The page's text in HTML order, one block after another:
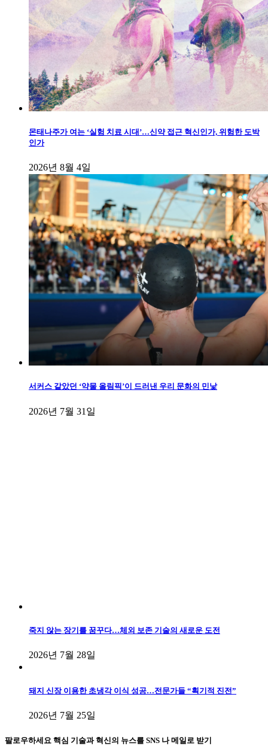
몬태나주가 여는 ‘실험 치료 시대’…신약 접근 혁신인가, 위험한 도박
인가
2026년 8월 4일
서커스 같았던 ‘약물 올림픽’이 드러낸 우리 문화의 민낯
2026년 7월 31일
죽지 않는 장기를 꿈꾸다…체외 보존 기술의 새로운 도전
2026년 7월 28일
돼지 신장 이용한 초냉각 이식 성공…전문가들 “획기적 진전”
2026년 7월 25일
팔로우하세요 핵심 기술과 혁신의 뉴스를 SNS 나 메일로 받기